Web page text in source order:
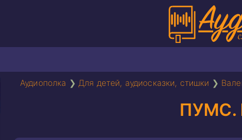
Аудиополка ❯ Для детей, аудиосказки, стишки ❯
ПУМС.